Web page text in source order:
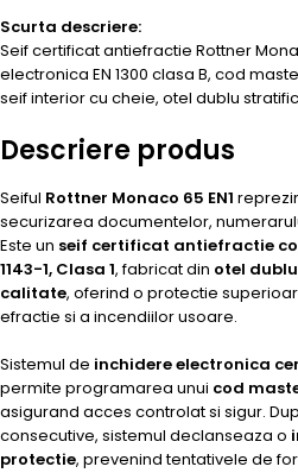
Scurta descriere:
Seif certificat antiefractie Rottner
electronica EN 1300 clasa B, cod
seif interior cu cheie, otel dublu
Descriere produs
Seiful Rottner Monaco 65 EN1
securizarea documentelor,
Este un seif certificat antiefractie
1143-1, Clasa 1, fabricat din otel
calitate, oferind o protectie
efractie si a incendiilor usoare.
Sistemul de inchidere electronica
permite programarea unui cod
asigurand acces controlat si sigur.
consecutive, sistemul declanseaza o
protectie, prevenind tentativele de